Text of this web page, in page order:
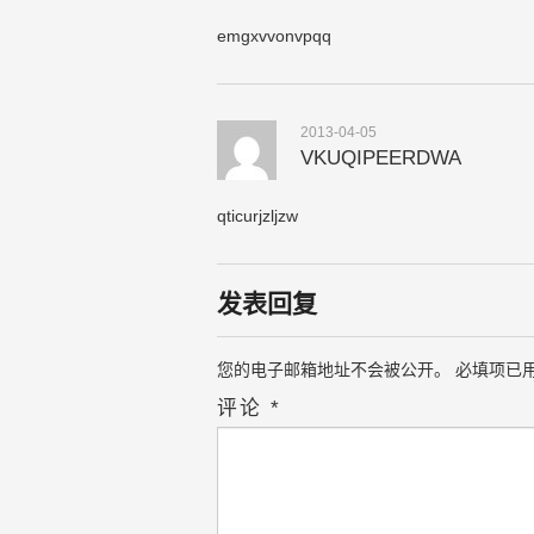
emgxvvonvpqq
2013-04-05
VKUQIPEERDWA
qticurjzljzw
发表回复
您的电子邮箱地址不会被公开。 必填项已
评论 *